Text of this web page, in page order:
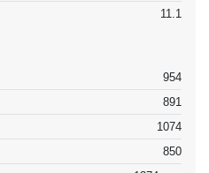
11.1
954
891
1074
850